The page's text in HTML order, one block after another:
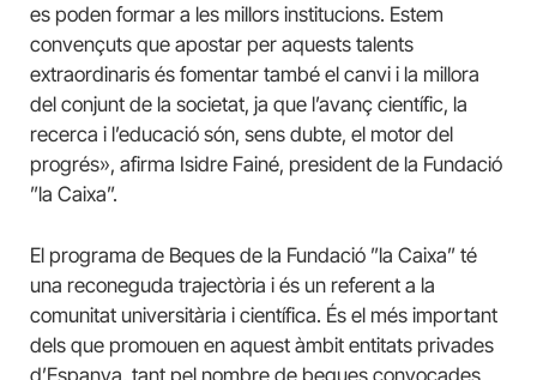
es poden formar a les millors institucions. Estem
convençuts que apostar per aquests talents
extraordinaris és fomentar també el canvi i la millora
del conjunt de la societat, ja que l’avanç científic, la
recerca i l’educació són, sens dubte, el motor del
progrés», afirma Isidre Fainé, president de la Fundació
”la Caixa”.
El programa de Beques de la Fundació ”la Caixa” té
una reconeguda trajectòria i és un referent a la
comunitat universitària i científica. És el més important
dels que promouen en aquest àmbit entitats privades
d’Espanya, tant pel nombre de beques convocades